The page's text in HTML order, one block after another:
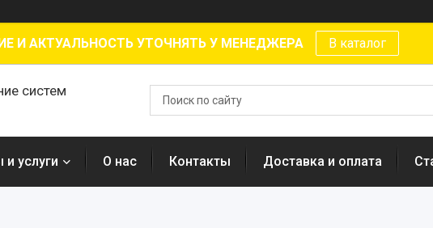
И АКТУАЛЬНОСТЬ УТОЧНЯТЬ У МЕНЕДЖЕРА В каталог
систем
услуги О нас Контакты Доставка и оплата